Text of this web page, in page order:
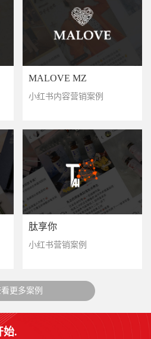
MALOVE MZ
小红书内容营销案例
肽享你
小红书营销案例
看更多案例
始.